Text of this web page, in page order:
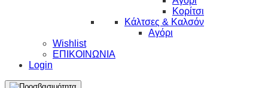
Κορίτσι
Κάλτσες & Καλσόν
Αγόρι
Wishlist
ΕΠΙΚΟΙΝΩΝΙΑ
Login